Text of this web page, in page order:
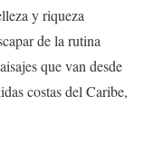
y riqueza
de la rutina
que van desde
costas del Caribe,